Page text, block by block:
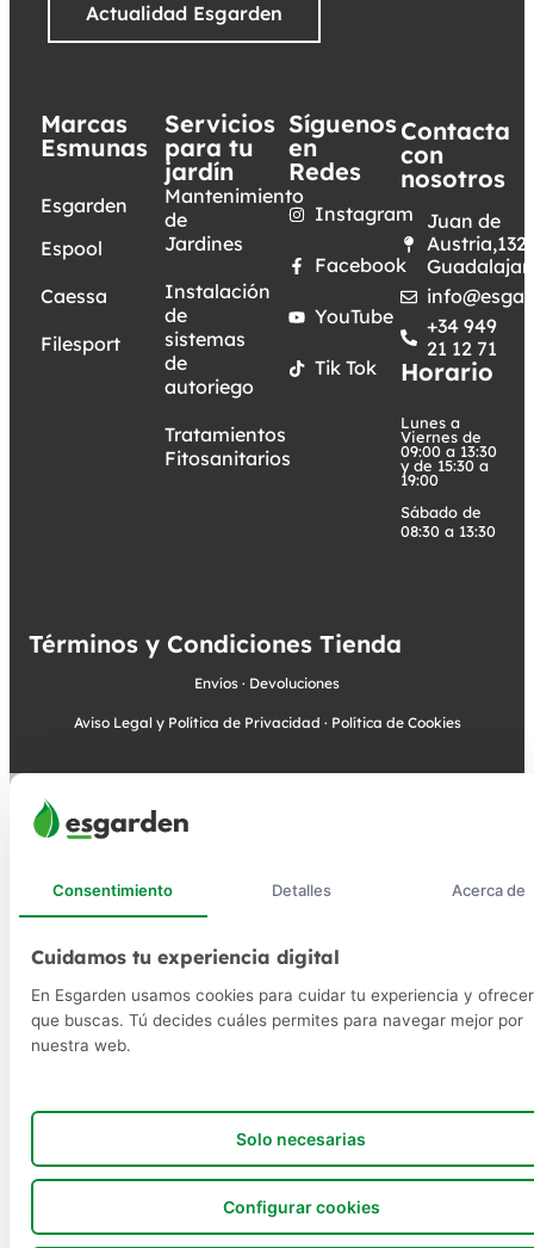
Actualidad Esgarden
Marcas
Esmunas
Esgarden
Espool
Caessa
Filesport
Servicios
para tu
jardín
Mantenimiento
de
Jardines
Instalación
de
sistemas
de
autoriego
Tratamientos
Fitosanitarios
Síguenos
en
Redes
Instagram
Facebook
YouTube
Tik Tok
Contacta
con
nosotros
Juan de
Austria,132.
+34 949
21 12 71
Horario
Lunes a
Viernes de
09:00 a 13:30
y de 15:30 a
19:00
Sábado de
08:30 a 13:30
Términos y Condiciones Tienda
Envíos · Devoluciones
Aviso Legal y Política de Privacidad · Política de Cookies
Consentimiento Detalles Acerca de
Cuidamos tu experiencia digital
En Esgarden usamos cookies para cuidar tu experiencia y
que buscas. Tú decides cuáles permites para navegar mejor por
nuestra web.
Solo necesarias
Configurar cookies